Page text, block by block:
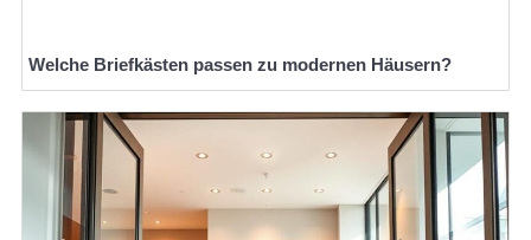
Welche Briefkästen passen zu modernen Häusern?